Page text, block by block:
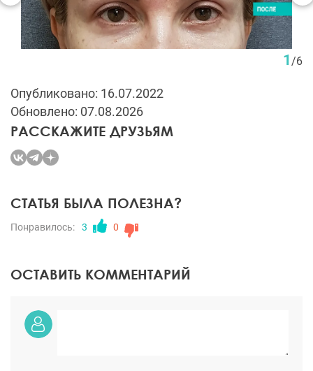
1/6
Опубликовано: 16.07.2022
Обновлено: 07.08.2026
РАССКАЖИТЕ ДРУЗЬЯМ
СТАТЬЯ БЫЛА ПОЛЕЗНА?
Понравилось: 3 0
ОСТАВИТЬ КОММЕНТАРИЙ